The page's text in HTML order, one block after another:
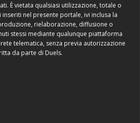
È vietata qualsiasi utilizzazione, totale o
nel presente portale, ivi inclusa la
rielaborazione, diffusione o
stessi mediante qualunque piattaforma
telematica, senza previa autorizzazione
da parte di Duels.